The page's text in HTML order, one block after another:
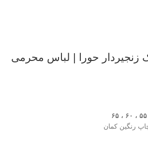
زنجیردار حورا | لباس محرمی
رنگین کمان